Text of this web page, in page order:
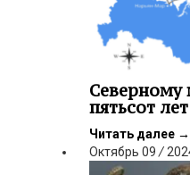
Северному
пятьсот
Читать далее →
Октябрь 09 /